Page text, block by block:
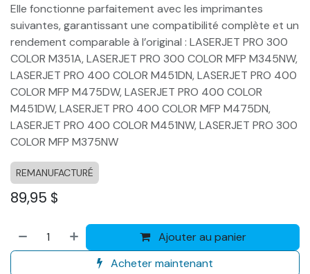
Elle fonctionne parfaitement avec les imprimantes
suivantes, garantissant une compatibilité complète et un
rendement comparable à l’original : LASERJET PRO 300
COLOR M351A, LASERJET PRO 300 COLOR MFP M345NW,
LASERJET PRO 400 COLOR M451DN, LASERJET PRO 400
COLOR MFP M475DW, LASERJET PRO 400 COLOR
M451DW, LASERJET PRO 400 COLOR MFP M475DN,
LASERJET PRO 400 COLOR M451NW, LASERJET PRO 300
COLOR MFP M375NW
REMANUFACTURÉ
89,95 $
Ajouter au panier
Acheter maintenant